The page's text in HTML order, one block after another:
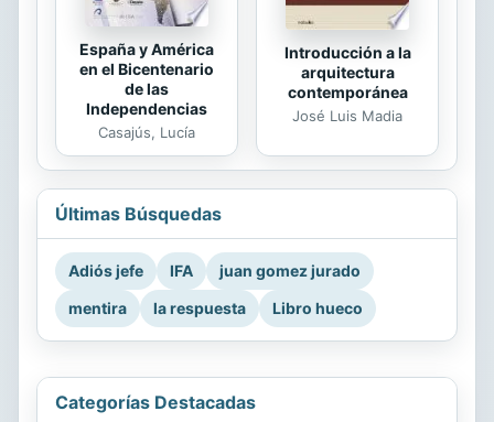
España y América
en el Bicentenario
de las
Independencias
Casajús, Lucía
Introducción a la
arquitectura
contemporánea
José Luis Madia
Últimas Búsquedas
Adiós jefe IFA
juan gomez jurado
mentira
la respuesta Libro hueco
Categorías Destacadas